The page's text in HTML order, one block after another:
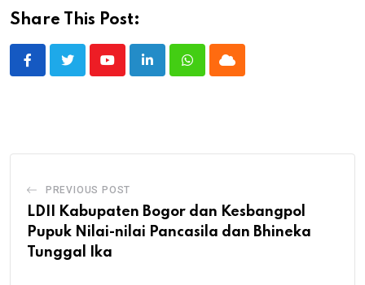
Share This Post:
PREVIOUS POST
LDII Kabupaten Bogor dan Kesbangpol
Pupuk Nilai-nilai Pancasila dan Bhineka
Tunggal Ika